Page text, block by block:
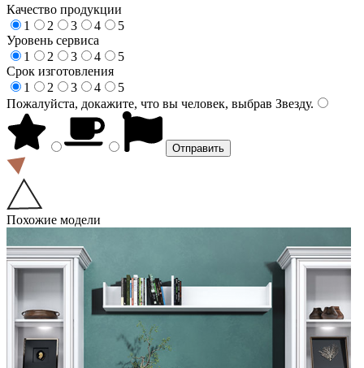
Качество продукции
1
2 3 4
5
Уровень сервиса
1
2 3 4
5
Срок изготовления
1
2 3 4
5
Пожалуйста, докажите, что вы человек, выбрав Звезду.
Похожие модели